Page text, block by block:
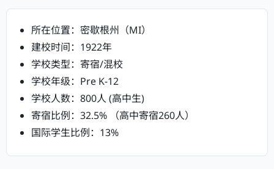
所在位置：密歇根州（MI）
建校时间：1922年
学校类型：寄宿/混校
学校年级：Pre K-12
学校人数：800人 (高中生)
寄宿比例：32.5% （高中寄宿260人）
国际学生比例：13%